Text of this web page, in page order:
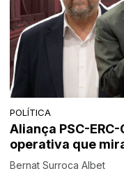
POLÍTICA
Aliança PSC-
operativa que
Bernat Surroca Albet